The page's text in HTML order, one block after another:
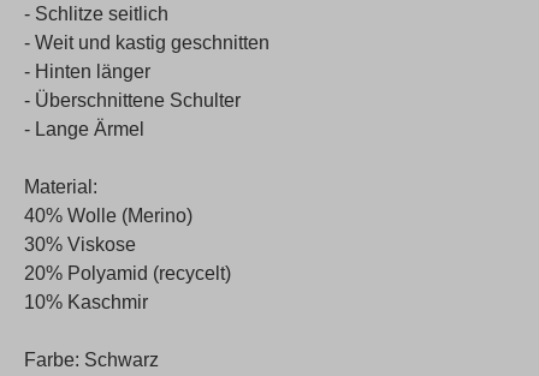
- Schlitze seitlich
- Weit und kastig geschnitten
- Hinten länger
- Überschnittene Schulter
- Lange Ärmel
Material:
40% Wolle (Merino)
30% Viskose
20% Polyamid (recycelt)
10% Kaschmir
Farbe: Schwarz